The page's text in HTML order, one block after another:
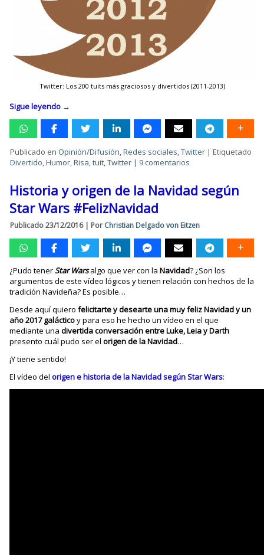
Twitter: Los 200 tuits más graciosos y divertidos (2011-2013)
Sigue leyendo →
Publicado en Opinión/Difusión,Redes sociales,Twitter |Etiquetado
Divertido,Humor,Risa,tuit,Twitter | 9 comentarios
Historia y origen de la Navidad según
Star Wars #FelizNavidad
Publicado 23/12/2016| Por Christian Delgado von Eitzen
¿Pudo tenerStar Warsalgo que ver con laNavidad? ¿Son los
argumentos de este vídeo lógicos y tienen relación con hechos de la
tradición Navideña? Es posible…
Desde aquí quierofelicitarte y desearte una muy feliz Navidad y un
año 2017 galácticoy para eso he hecho un vídeo en el que
mediante unadivertida conversación entre Luke, Leia y Darth
presento cuál pudo ser elorigen de la Navidad…
¡Y tiene sentido!
El vídeo delorigen e historia de la Navidad según Star Wars: